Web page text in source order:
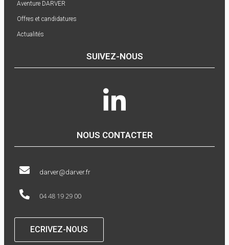
Aventure DARVER
Offres et candidatures
Actualités
SUIVEZ-NOUS
NOUS CONTACTER
darver@darver.fr
04 48 19 29 00
ECRIVEZ-NOUS